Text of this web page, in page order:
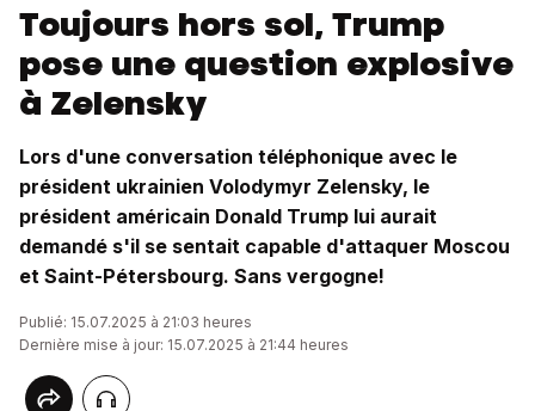
Toujours hors sol, Trump
pose une question explosive
à Zelensky
Lors d'une conversation téléphonique avec le
président ukrainien Volodymyr Zelensky, le
président américain Donald Trump lui aurait
demandé s'il se sentait capable d'attaquer Moscou
et Saint-Pétersbourg. Sans vergogne!
Publié: 15.07.2025 à 21:03 heures
Dernière mise à jour: 15.07.2025 à 21:44 heures